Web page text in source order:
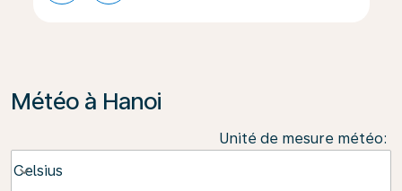
Météo à Hanoi
Unité de mesure météo:
Celsius
keyboard_arrow_down